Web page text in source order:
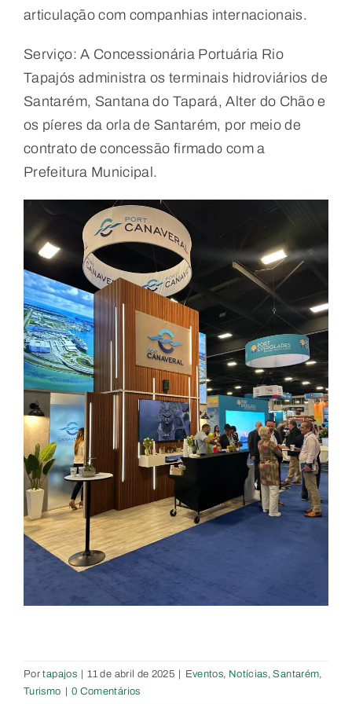
articulação com companhias internacionais.
Serviço: A Concessionária Portuária Rio
Tapajós administra os terminais hidroviários de
Santarém, Santana do Tapará, Alter do Chão e
os píeres da orla de Santarém, por meio de
contrato de concessão firmado com a
Prefeitura Municipal.
Portapajos 11 de abril de 2025 Eventos, Notícias,Santarém,
Turismo
0 Comentários